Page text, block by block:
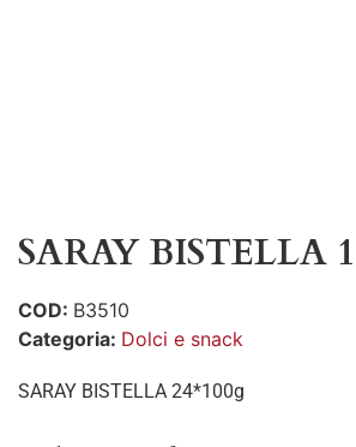
SARAY BISTELLA
COD: B3510
Categoria: Dolci e snack
SARAY BISTELLA 24*100g